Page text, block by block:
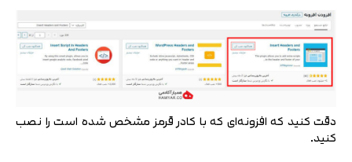
دقت کنید که افزونه‌ای که با کادر قرمز مشخص شده است را نصب
کنید.